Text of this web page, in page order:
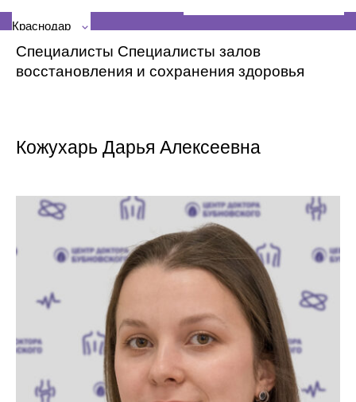
Краснодар
Специалисты Специалисты залов
восстановления и сохранения здоровья
Кожухарь Дарья Алексеевна